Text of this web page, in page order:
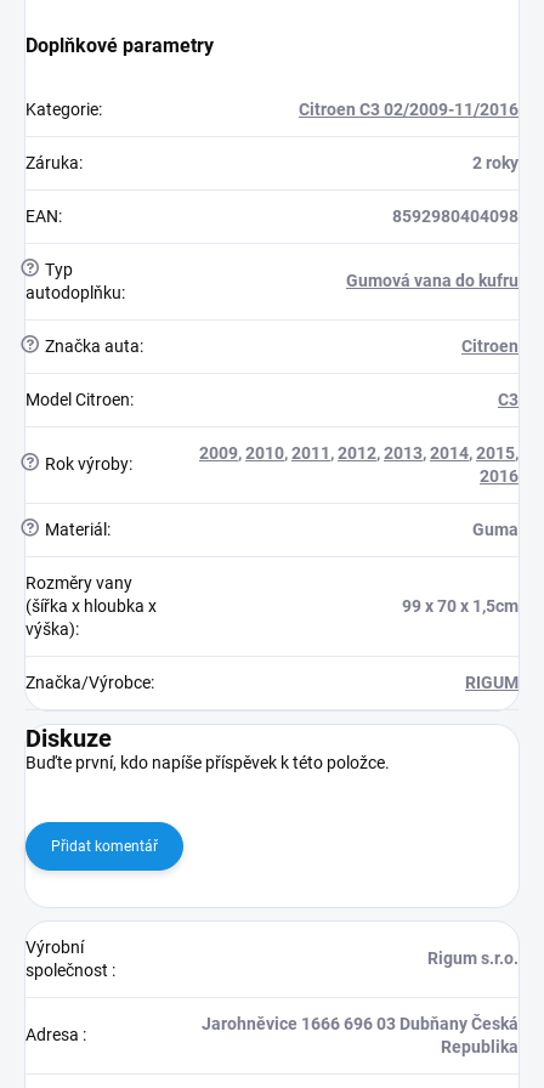
Doplňkové parametry
Kategorie: Citroen C3 02/2009-11/2016
Záruka: 2 roky
EAN: 8592980404098
? Typ
autodoplňku:
Gumová vana do kufru
? Značka auta: Citroen
Model Citroen: C3
? Rok výroby:
2009,2010,2011,2012,2013,2014,2015,
2016
? Materiál : Guma
Rozměry vany
(šířka x hloubka x
výška):
99 x 70 x 1,5cm
Značka/Výrobce: RIGUM
Diskuze
Buďte první, kdo napíše příspěvek k této položce.
Přidat komentář
Výrobní
společnost :
Rigum s.r.o.
Adresa :
Jarohněvice 1666 696 03 Dubňany Česká
Republika